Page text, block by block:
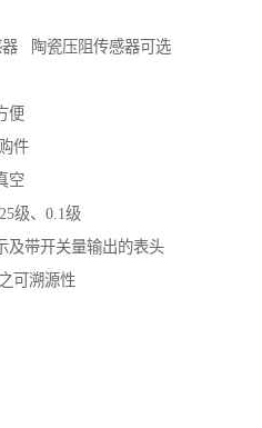
陶瓷压阻传感器可选
便
件
空
级、0.1级
及带开关量输出的表头
可溯源性